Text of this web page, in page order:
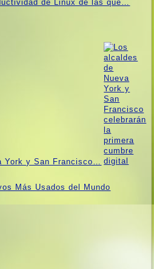
de Linux de las que…
York y San Francisco…
Más Usados ​​del Mundo